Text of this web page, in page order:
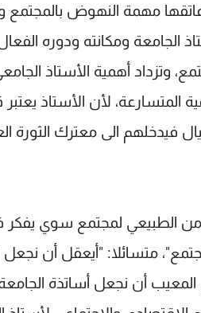
مهمة النهوض
الجامعة ومكانته ودوره
وتزداد أهمية الأستاذ
لأن الأستاذ يعتبر
فيدخلهم الى معترك الثورة
الطبيعي لمجتمع سوي
متسائلا: "أيعقل أن نجعل
المعيب أن نجعل أساتذة